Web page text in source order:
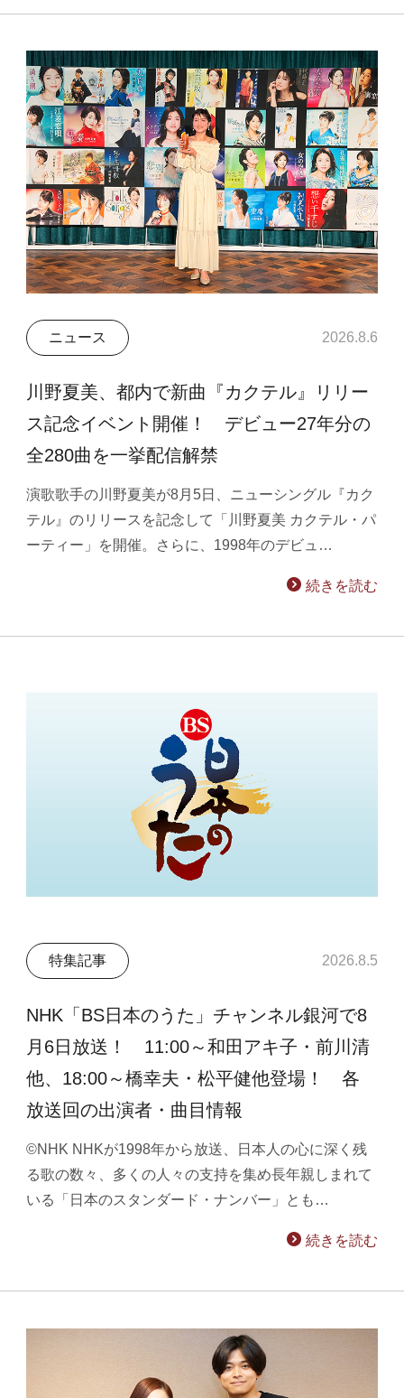
ニュース 2026.8.6
川野夏美、都内で新曲『カクテル』リリー
ス記念イベント開催！ デビュー27年分の
全280曲を一挙配信解禁
演歌歌手の川野夏美が8月5日、ニューシングル『カク
テル』のリリースを記念して「川野夏美 カクテル・パ
ーティー」を開催。さらに、1998年のデビュ…
続きを読む
特集記事 2026.8.5
NHK「BS日本のうた」チャンネル銀河で8
月6日放送！ 11:00～和田アキ子・前川清
他、18:00～橋幸夫・松平健他登場！ 各
放送回の出演者・曲目情報
©NHK NHKが1998年から放送、日本人の心に深く残
る歌の数々、多くの人々の支持を集め長年親しまれて
いる「日本のスタンダード・ナンバー」とも…
続きを読む